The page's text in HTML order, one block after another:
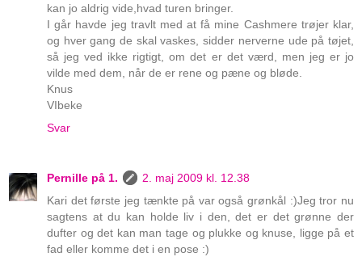
kan jo aldrig vide,hvad turen bringer.
I går havde jeg travlt med at få mine Cashmere trøjer klar,
og hver gang de skal vaskes, sidder nerverne ude på tøjet,
så jeg ved ikke rigtigt, om det er det værd, men jeg er jo
vilde med dem, når de er rene og pæne og bløde.
Knus
VIbeke
Svar
Pernille på 1.
2. maj 2009 kl. 12.38
Kari det første jeg tænkte på var også grønkål :)Jeg tror nu
sagtens at du kan holde liv i den, det er det grønne der
dufter og det kan man tage og plukke og knuse, ligge på et
fad eller komme det i en pose :)